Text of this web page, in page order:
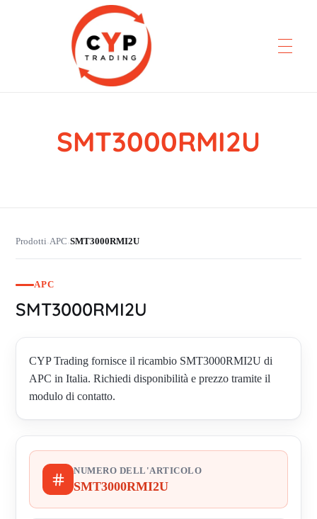
CYP Trading
Professionelle Ersatzteilbeschaffung
SMT3000RMI2U
Prodotti›APC›SMT3000RMI2U
APC
SMT3000RMI2U
CYP Trading fornisce il ricambio SMT3000RMI2U di
APC in Italia. Richiedi disponibilità e prezzo tramite il
modulo di contatto.
NUMERO DELL'ARTICOLO
SMT3000RMI2U